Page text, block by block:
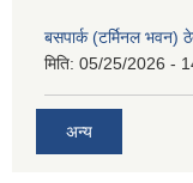
बसपार्क (टर्मिनल भवन)
मिति: 05/25/2026 -
अन्य